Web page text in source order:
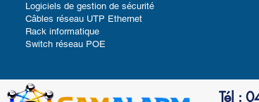
Logiciels de gestion de sécurité
Câbles réseau UTP Ethernet
Rack informatique
Switch réseau POE
Tél :